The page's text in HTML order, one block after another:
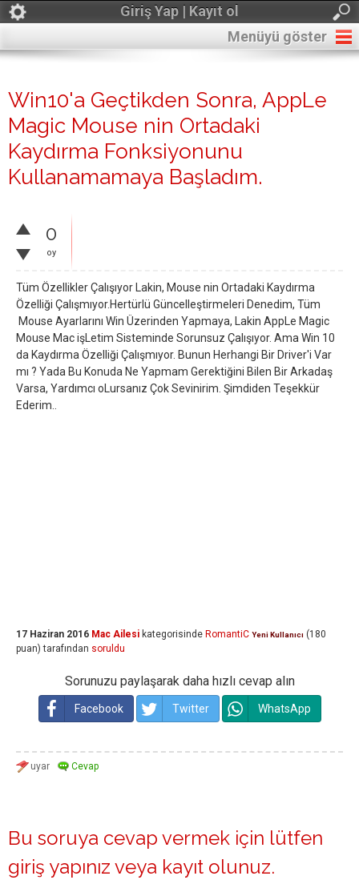
Giriş Yap | Kayıt ol
Menüyü göster
Win10'a Geçtikden Sonra, AppLe
Magic Mouse nin Ortadaki
Kaydırma Fonksiyonunu
Kullanamamaya Başladım.
0
oy
Tüm Özellikler Çalışıyor Lakin, Mouse nin Ortadaki Kaydırma
Özelliği Çalışmıyor.Hertürlü Güncelleştirmeleri Denedim, Tüm
Mouse Ayarlarını Win Üzerinden Yapmaya, Lakin AppLe Magic
Mouse Mac işLetim Sisteminde Sorunsuz Çalışıyor. Ama Win 10
da Kaydırma Özelliği Çalışmıyor. Bunun Herhangi Bir Driver'i Var
mı ? Yada Bu Konuda Ne Yapmam Gerektiğini Bilen Bir Arkadaş
Varsa, Yardımcı oLursanız Çok Sevinirim. Şimdiden Teşekkür
Ederim..
17 Haziran 2016 Mac Ailesi kategorisinde RomantiC Yeni Kullanıcı (180
puan) tarafından soruldu
Sorunuzu paylaşarak daha hızlı cevap alın
Facebook Twitter WhatsApp
Bu soruya cevap vermek için lütfen
giriş yapınız veya kayıt olunuz.